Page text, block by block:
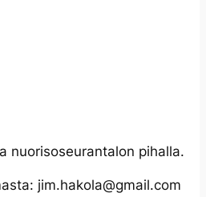
nuorisoseurantalon pihalla.
jim.hakola@gmail.com